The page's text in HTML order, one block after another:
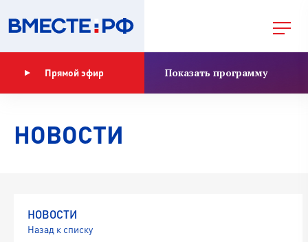
Прямой эфир Показать программу
НОВОСТИ
НОВОСТИ
Назад к списку